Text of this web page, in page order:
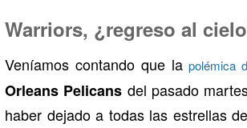
Warriors, ¿regreso al
Veníamos contando que lapolémica
Orleans Pelicans del pasado
haber dejado a todas las estrellas de